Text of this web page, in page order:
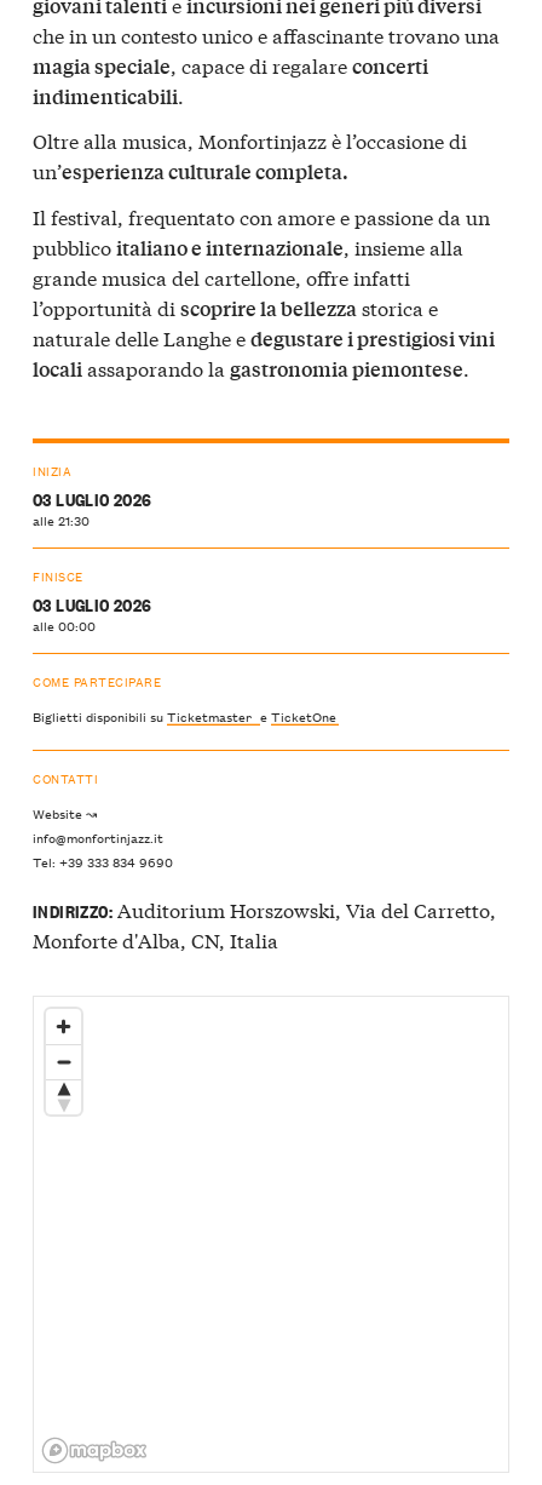
che in un contesto unico e affascinante trovano una
magia speciale, capace di regalareconcerti
indimenticabili.
Oltre alla musica, Monfortinjazz è l’occasione di
un’esperienza culturale completa.
Il festival, frequentato con amore e passione da un
pubblicoitaliano e internazionale, insieme alla
grande musica del cartellone, offre infatti
l’opportunità di scoprire la bellezzastorica e
naturale delle Langhe edegustare i prestigiosi vini
localiassaporando la gastronomia piemontese.
INIZIA
03 LUGLIO 2026
alle 21:30
FINISCE
03 LUGLIO 2026
alle 00:00
COME PARTECIPARE
Biglietti disponibili suTicketmaster eTicketOne
CONTATTI
Website ↝
info@monfortinjazz.it
Tel: +39 333 834 9690
INDIRIZZO:Auditorium Horszowski, Via del Carretto,
Monforte d'Alba, CN, Italia